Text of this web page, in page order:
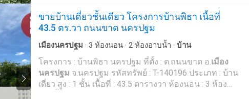
เทคโนโลยี และ นวัตกรรมที่สร้างสรรค์ เพื่อส่งมอบบริการที่ดี
ที่สุดเพื่อคุณ ให้บริการด้าน ซื้อ ขาย เช่า อสังหาริมทรัพย์
• องค์พระปฐมเจดีย์ เหมาะสำหรับ • ทำห้องพัก • โฮมออฟฟิศ •
ปล่อยเช่า หรือทำธุรกิจส่วนตัว ราคา : 2,890,000 บาท ลิงค์
แผนที่ : https://maps.google.com/?
q=13.83687133,100.0501---- **เรามีบริการจัดสินเชื่อให้ฟรี
พร้อมยินดีให้คำปรึกษา มีให้เลือกทุกธนาคาร** **พร้อมอัตรา
ดอกเบี้ยพิเศษ และ วงเงินสูงสุด 90-100% ของราคาประเมิน**
สนใจสอบถามข้อมูลเพิ่มเติม หรือ นัดชมบ้านได้ที่ Tel :
ขายบ้านเดี่ยวชั้นเดียว โครงการบ้านพิธา เนื้อที่
43.5 ตร.วา ถนนขาด นครปฐม
เมืองนครปฐม · 3 ห้องนอน · 2 ห้องอาบน้ำ · บ้าน
โครงการ : บ้านพิธา นครปฐม ที่ตั้ง : ต.ถนนขาด อ.เมือง
นครปฐม จ.นครปฐม รหัสทรัพย์ : T-140196 ประเภท : บ้าน
เดี่ยว สูง : 1 ชั้น เนื้อที่ : 43.5 ตารางวา ห้องนอน : 3 ห้อง